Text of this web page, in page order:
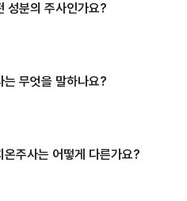
성분의 주사인가요?
는 무엇을 말하나요?
온주사는 어떻게 다른가요?